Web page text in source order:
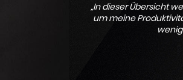
„In dieser Übersicht
um meine